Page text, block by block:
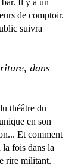
Il y a un
de comptoir.
suivra
dans
théâtre du
en son
Et comment
la fois dans la
rire militant.